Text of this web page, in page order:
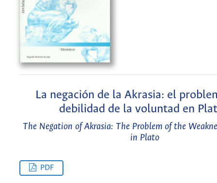
La negación de la Akrasia: el
debilidad de la voluntad en
The Negation of Akrasia: The Problem of the
in Plato
PDF